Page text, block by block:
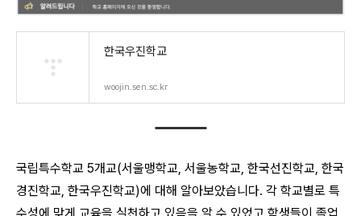
한국우진학교
woojin.sen.sc.kr
국립특수학교 5개교(서울맹학교, 서울농학교, 한국선진학교, 한국
경진학교, 한국우진학교)에 대해 알아보았습니다. 각 학교별로 특
수성에 맞게 교육을 실천하고 있음을 알 수 있었고 학생들이 졸업